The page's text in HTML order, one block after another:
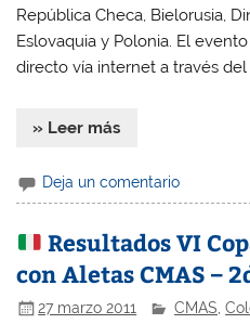
República Checa, Bielorusia,
Eslovaquia y Polonia. El
directo vía internet a través del
» Leer más
Deja un comentario
Resultados VI
con Aletas CMAS –
27 marzo 2011 CMAS ,